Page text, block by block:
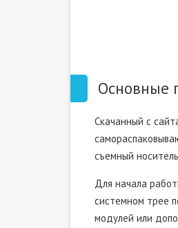
Основные
Скачанный с
съемный
Для начала
системном трее
модулей или